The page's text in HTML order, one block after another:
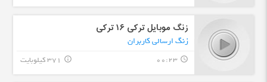
زنگ موبایل ترکی ۱۶ ترکی
زنگ ارسالی کاربران
query_builder
00:23 371 کیلوبایت info_outline